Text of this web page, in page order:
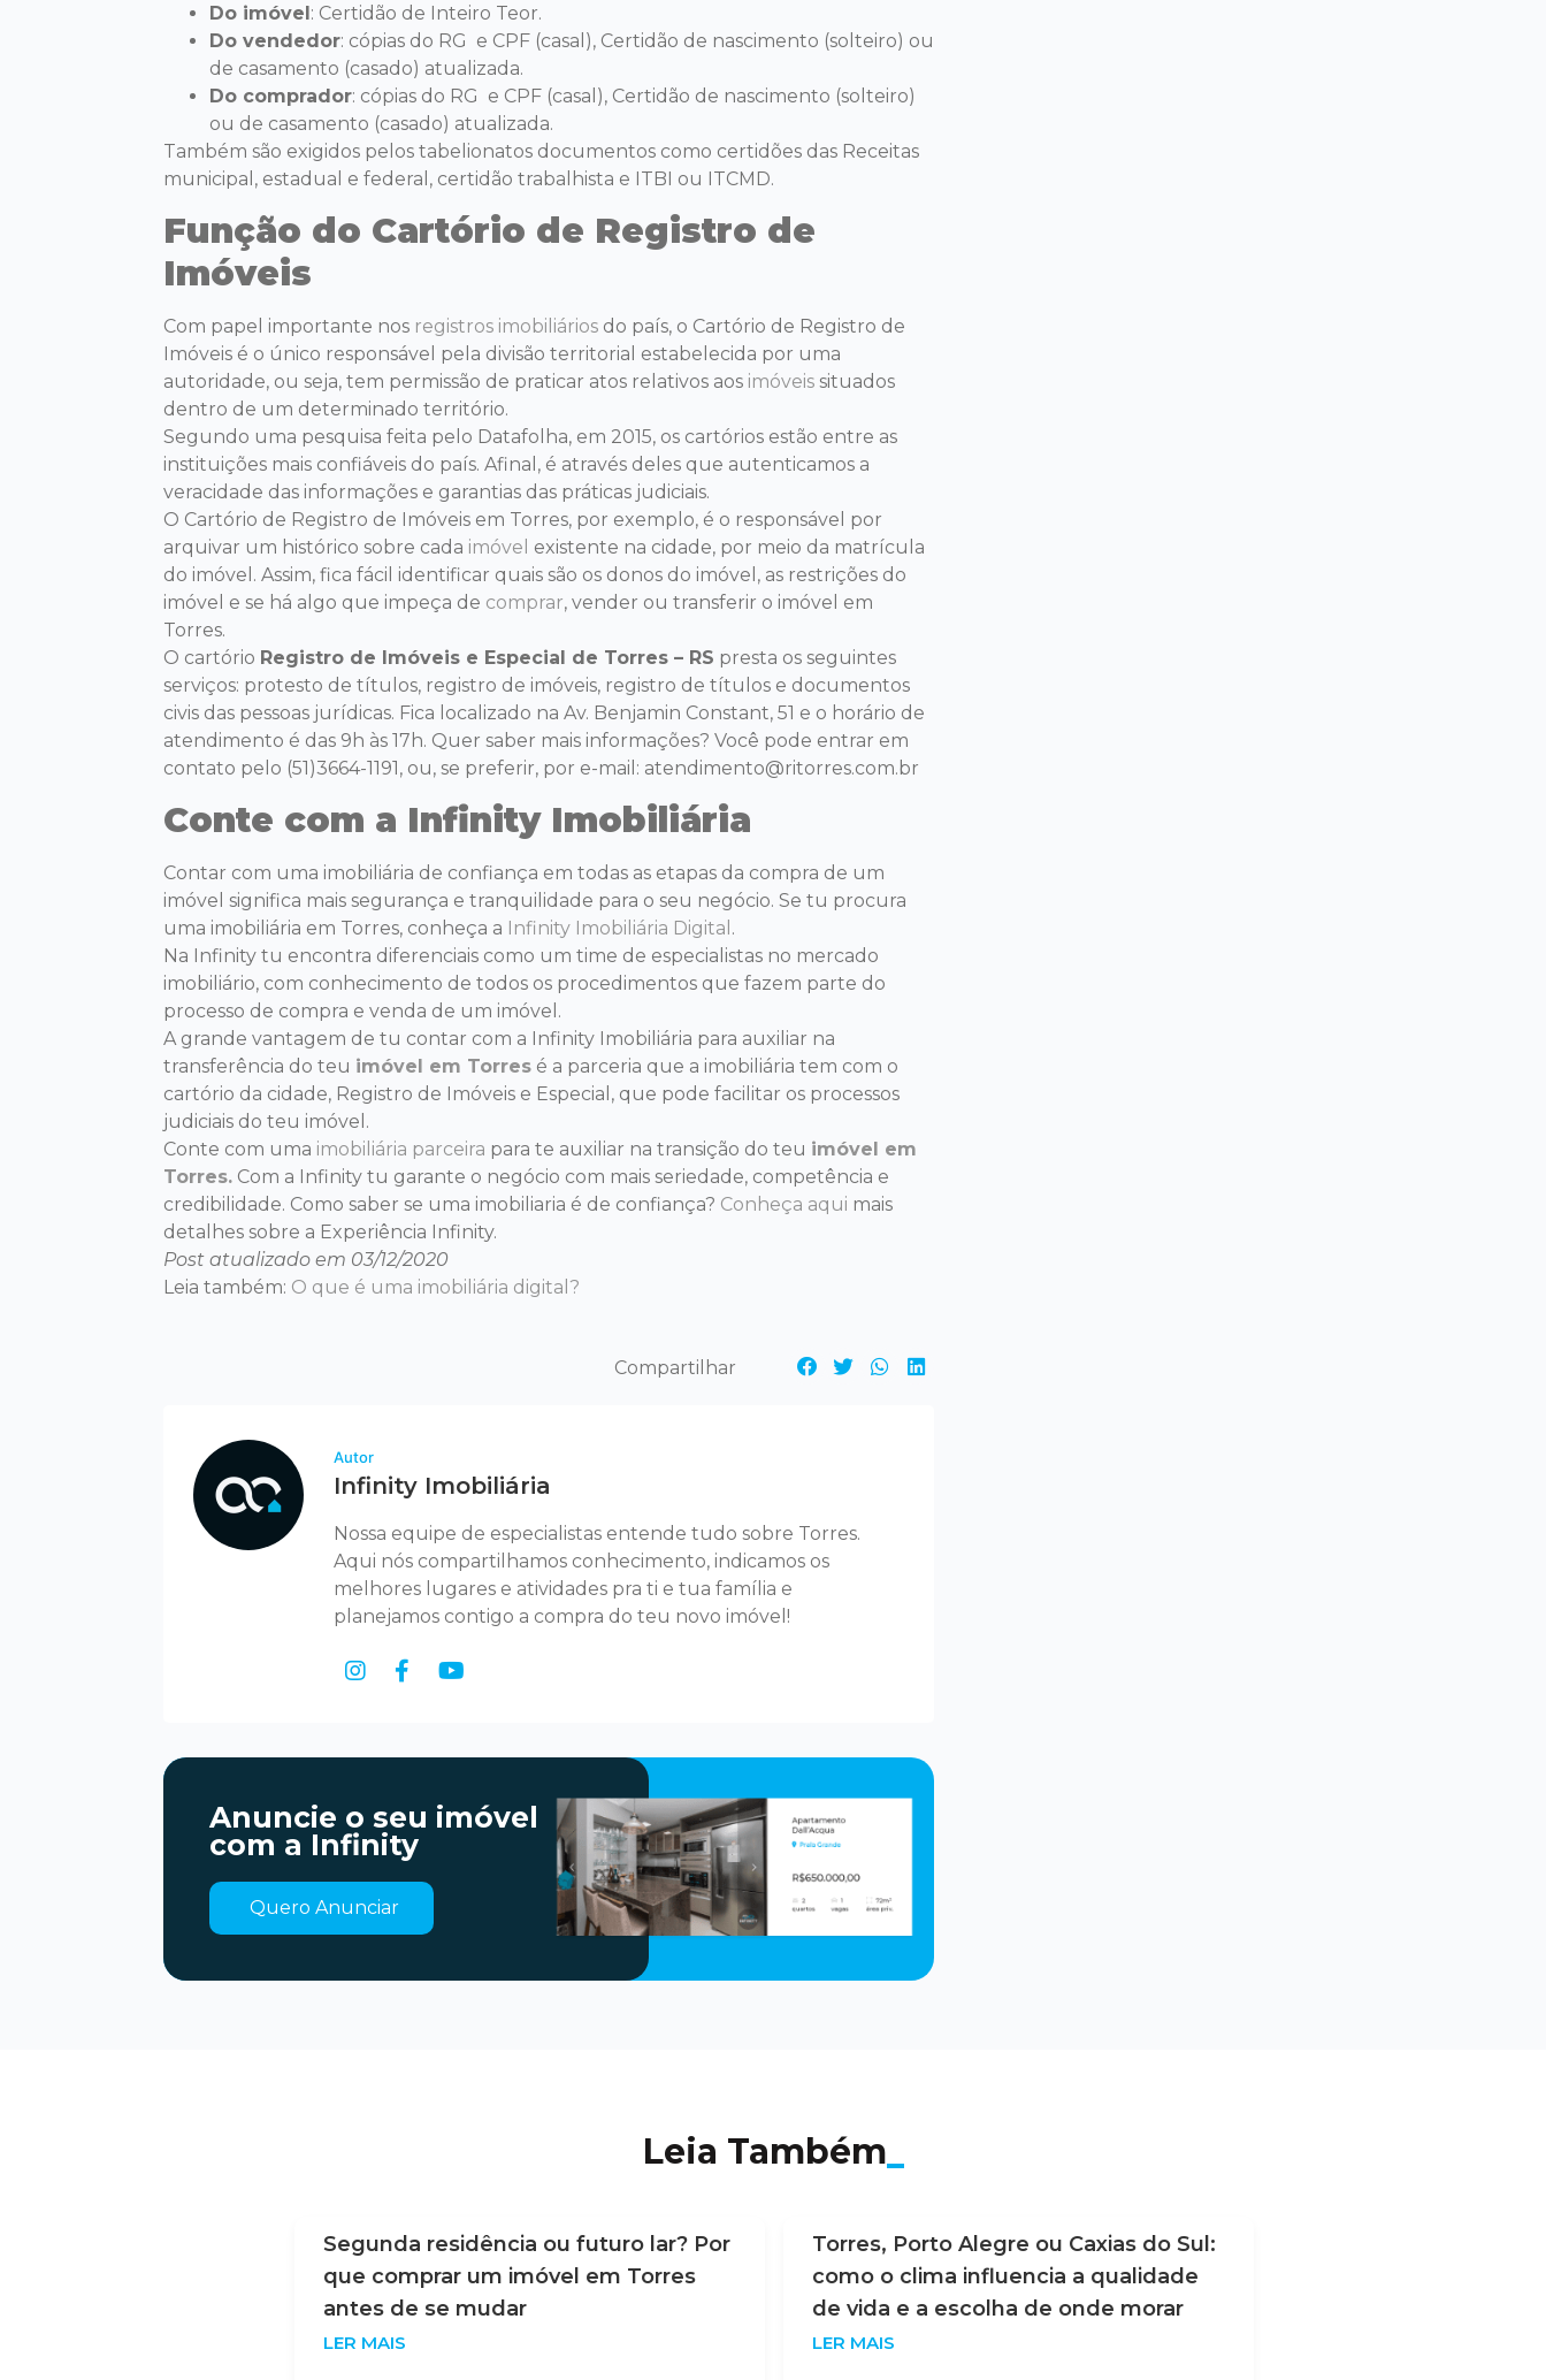
Do imóvel: Certidão de Inteiro Teor.
Do vendedor: cópias do RG e CPF (casal), Certidão de nascimento (solteiro) ou
de casamento (casado) atualizada.
Do comprador: cópias do RG e CPF (casal), Certidão de nascimento (solteiro)
ou de casamento (casado) atualizada.
Também são exigidos pelos tabelionatos documentos como certidões das Receitas
municipal, estadual e federal, certidão trabalhista e ITBI ou ITCMD.
Função do Cartório de Registro de
Imóveis
Com papel importante nos registros imobiliários do país, o Cartório de Registro de
Imóveis é o único responsável pela divisão territorial estabelecida por uma
autoridade, ou seja, tem permissão de praticar atos relativos aos imóveis situados
dentro de um determinado território.
Segundo uma pesquisa feita pelo Datafolha, em 2015, os cartórios estão entre as
instituições mais confiáveis do país. Afinal, é através deles que autenticamos a
veracidade das informações e garantias das práticas judiciais.
O Cartório de Registro de Imóveis em Torres, por exemplo, é o responsável por
arquivar um histórico sobre cada imóvel existente na cidade, por meio da matrícula
do imóvel. Assim, fica fácil identificar quais são os donos do imóvel, as restrições do
imóvel e se há algo que impeça de comprar, vender ou transferir o imóvel em
Torres.
O cartório Registro de Imóveis e Especial de Torres – RS presta os seguintes
serviços: protesto de títulos, registro de imóveis, registro de títulos e documentos
civis das pessoas jurídicas. Fica localizado na Av. Benjamin Constant, 51 e o horário de
atendimento é das 9h às 17h. Quer saber mais informações? Você pode entrar em
contato pelo (51)3664-1191, ou, se preferir, por e-mail: atendimento@ritorres.com.br
Conte com a Infinity Imobiliária
Contar com uma imobiliária de confiança em todas as etapas da compra de um
imóvel significa mais segurança e tranquilidade para o seu negócio. Se tu procura
uma imobiliária em Torres, conheça a
Infinity Imobiliária Digital .
Na Infinity tu encontra diferenciais como um time de especialistas no mercado
imobiliário, com conhecimento de todos os procedimentos que fazem parte do
processo de compra e venda de um imóvel.
A grande vantagem de tu contar com a Infinity Imobiliária para auxiliar na
transferência do teu imóvel em Torres é a parceria que a imobiliária tem com o
cartório da cidade, Registro de Imóveis e Especial, que pode facilitar os processos
judiciais do teu imóvel.
Conte com uma imobiliária parceira para te auxiliar na transição do teu imóvel em
Torres. Com a Infinity tu garante o negócio com mais seriedade, competência e
credibilidade. Como saber se uma imobiliaria é de confiança? Conheça aqui mais
detalhes sobre a Experiência Infinity.
Post atualizado em 03/12/2020
Leia também: O que é uma imobiliária digital?
Autor
Infinity Imobiliária
Nossa equipe de especialistas entende tudo sobre Torres.
Aqui nós compartilhamos conhecimento, indicamos os
melhores lugares e atividades pra ti e tua família e
planejamos contigo a compra do teu novo imóvel!
Anuncie o seu imóvel
com a Infinity
Quero Anunciar
Leia Também
Segunda residência ou futuro lar? Por
que comprar um imóvel em Torres
antes de se mudar
LER MAIS
Torres, Porto Alegre ou Caxias do Sul:
como o clima influencia a qualidade
de vida e a escolha de onde morar
LER MAIS